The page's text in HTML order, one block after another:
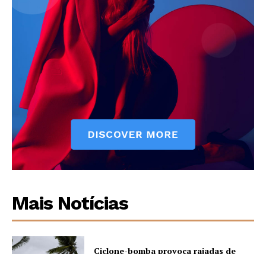
Mais Notícias
Ciclone-bomba provoca rajadas de